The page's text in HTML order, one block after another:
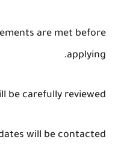
are met before
applying.
be carefully reviewed.
will be contacted.